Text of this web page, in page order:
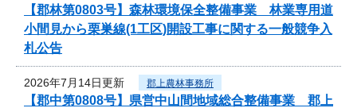
【郡林第0803号】森林環境保全整備事業 林業専用道
小間見から栗巣線(1工区)開設工事に関する一般競争入
札公告
2026年7月14日更新 郡上農林事務所
【郡中第0808号】県営中山間地域総合整備事業 郡上